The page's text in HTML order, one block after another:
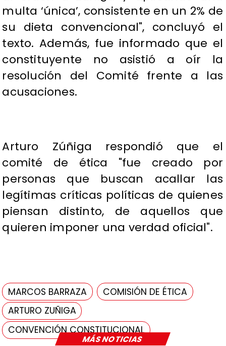
MÁS NOTICIAS
multa ‘única’, consistente en un 2% de
su dieta convencional", concluyó el
texto. Además, fue informado que el
constituyente no asistió a oír la
resolución del Comité frente a las
acusaciones.
Arturo Zúñiga respondió que el
comité de ética "fue creado por
personas que buscan acallar las
legítimas críticas políticas de quienes
piensan distinto, de aquellos que
quieren imponer una verdad oficial".
MARCOS BARRAZA
COMISIÓN DE ÉTICA
ARTURO ZUÑIGA
CONVENCIÓN CONSTITUCIONAL